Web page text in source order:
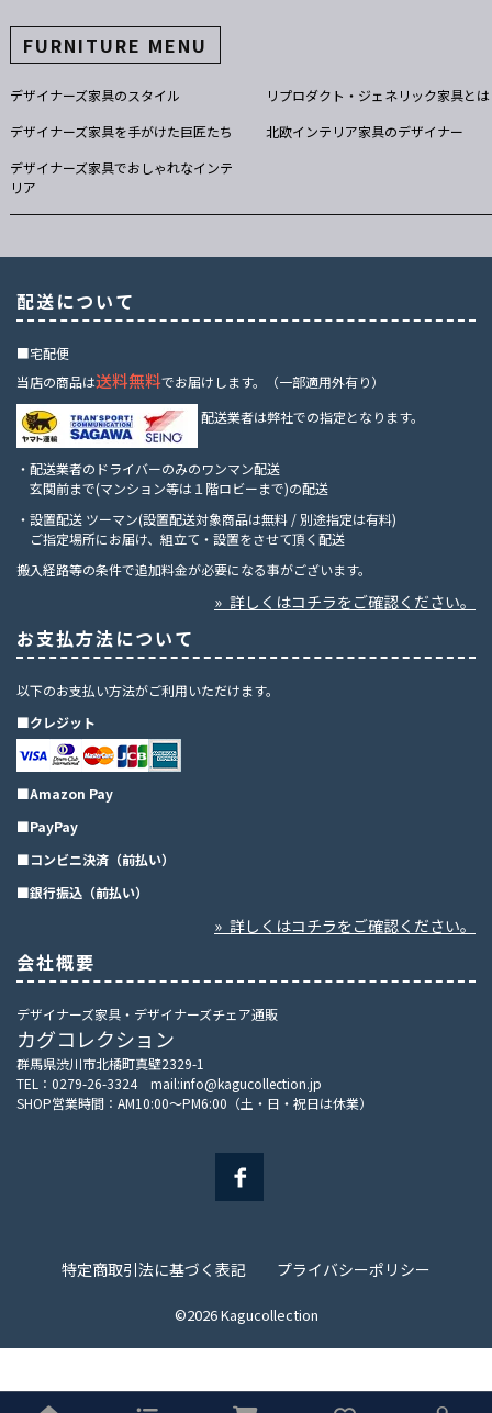
FURNITURE MENU
デザイナーズ家具のスタイル
リプロダクト・ジェネリック家具とは
デザイナーズ家具を手がけた巨匠たち
北欧インテリア家具のデザイナー
デザイナーズ家具でおしゃれなインテ
リア
配送について
■宅配便
当店の商品は送料無料でお届けします。（一部適用外有り）
配送業者は弊社での指定となります。
・配送業者のドライバーのみのワンマン配送
玄関前まで(マンション等は１階ロビーまで)の配送
・設置配送 ツーマン(設置配送対象商品は無料 / 別途指定は有料)
ご指定場所にお届け、組立て・設置をさせて頂く配送
搬入経路等の条件で追加料金が必要になる事がございます。
» 詳しくはコチラをご確認ください。
お支払方法について
以下のお支払い方法がご利用いただけます。
■クレジット
■Amazon Pay
■PayPay
■コンビニ決済（前払い）
■銀行振込（前払い）
» 詳しくはコチラをご確認ください。
会社概要
デザイナーズ家具・デザイナーズチェア通販
カグコレクション
群馬県渋川市北橘町真壁2329-1
TEL：0279-26-3324 mail:info@kagucollection.jp
SHOP営業時間：AM10:00～PM6:00（土・日・祝日は休業）
特定商取引法に基づく表記 プライバシーポリシー
©2026 Kagucollection